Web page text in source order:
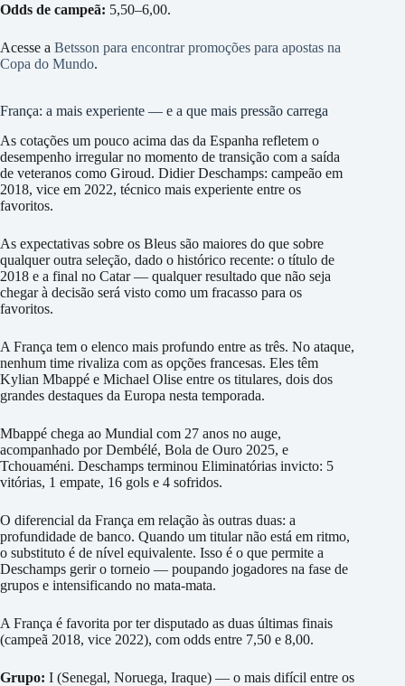
Odds de campeã: 5,50–6,00.
Acesse a Betsson para encontrar promoções para apostas na
Copa do Mundo.
França: a mais experiente — e a que mais pressão carrega
As cotações um pouco acima das da Espanha refletem o
desempenho irregular no momento de transição com a saída
de veteranos como Giroud. Didier Deschamps: campeão em
2018, vice em 2022, técnico mais experiente entre os
favoritos.
As expectativas sobre os Bleus são maiores do que sobre
qualquer outra seleção, dado o histórico recente: o título de
2018 e a final no Catar — qualquer resultado que não seja
chegar à decisão será visto como um fracasso para os
favoritos.
A França tem o elenco mais profundo entre as três. No ataque,
nenhum time rivaliza com as opções francesas. Eles têm
Kylian Mbappé e Michael Olise entre os titulares, dois dos
grandes destaques da Europa nesta temporada.
Mbappé chega ao Mundial com 27 anos no auge,
acompanhado por Dembélé, Bola de Ouro 2025, e
Tchouaméni. Deschamps terminou Eliminatórias invicto: 5
vitórias, 1 empate, 16 gols e 4 sofridos.
O diferencial da França em relação às outras duas: a
profundidade de banco. Quando um titular não está em ritmo,
o substituto é de nível equivalente. Isso é o que permite a
Deschamps gerir o torneio — poupando jogadores na fase de
grupos e intensificando no mata-mata.
A França é favorita por ter disputado as duas últimas finais
(campeã 2018, vice 2022), com odds entre 7,50 e 8,00.
Grupo: I (Senegal, Noruega, Iraque) — o mais difícil entre os